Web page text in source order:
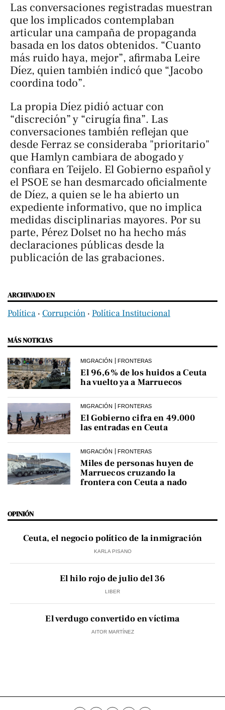
Las conversaciones registradas muestran
que los implicados contemplaban
articular una campaña de propaganda
basada en los datos obtenidos. “Cuanto
más ruido haya, mejor”, afirmaba Leire
Díez, quien también indicó que “Jacobo
coordina todo”.
La propia Díez pidió actuar con
“discreción” y “cirugía fina”. Las
conversaciones también reflejan que
desde Ferraz se consideraba "prioritario"
que Hamlyn cambiara de abogado y
confiara en Teijelo. El Gobierno español y
el PSOE se han desmarcado oficialmente
de Díez, a quien se le ha abierto un
expediente informativo, que no implica
medidas disciplinarias mayores. Por su
parte, Pérez Dolset no ha hecho más
declaraciones públicas desde la
publicación de las grabaciones.
ARCHIVADO EN
Política ‧ Corrupción ‧ Política Institucional
MÁS NOTICIAS
MIGRACIÓN FRONTERAS
El 96,6% de los huidos a Ceuta
ha vuelto ya a Marruecos
MIGRACIÓN FRONTERAS
El Gobierno cifra en 49.000
las entradas en Ceuta
MIGRACIÓN FRONTERAS
Miles de personas huyen de
Marruecos cruzando la
frontera con Ceuta a nado
OPINIÓN
Ceuta, el negocio político de la inmigración
KARLA PISANO
El hilo rojo de julio del 36
LIBER
El verdugo convertido en víctima
AITOR MARTÍNEZ